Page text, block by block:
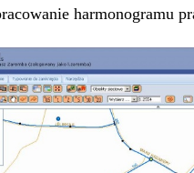
harmonogramu